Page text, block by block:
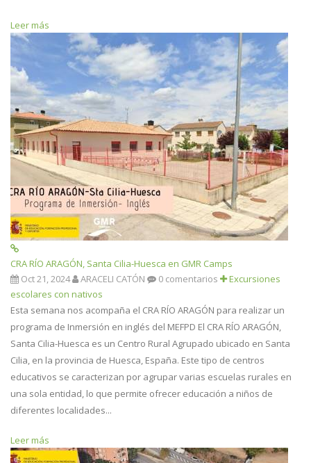
Leer más
CRA RÍO ARAGÓN, Santa Cilia-Huesca en GMR Camps
Oct 21, 2024
ARACELI CATÓN 0 comentarios
Excursiones
escolares con nativos
Esta semana nos acompaña el CRA RÍO ARAGÓN para realizar un
programa de Inmersión en inglés del MEFPD El CRA RÍO ARAGÓN,
Santa Cilia-Huesca es un Centro Rural Agrupado ubicado en Santa
Cilia, en la provincia de Huesca, España. Este tipo de centros
educativos se caracterizan por agrupar varias escuelas rurales en
una sola entidad, lo que permite ofrecer educación a niños de
diferentes localidades...
Leer más